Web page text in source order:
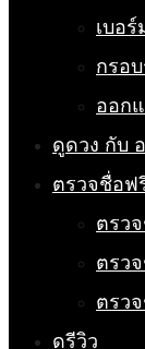
เบอร์
กรอ
ออก
ดูดวง กับ
ตรวจชื่อฟ
ตรว
ตรว
ตรว
ดูรีวิว